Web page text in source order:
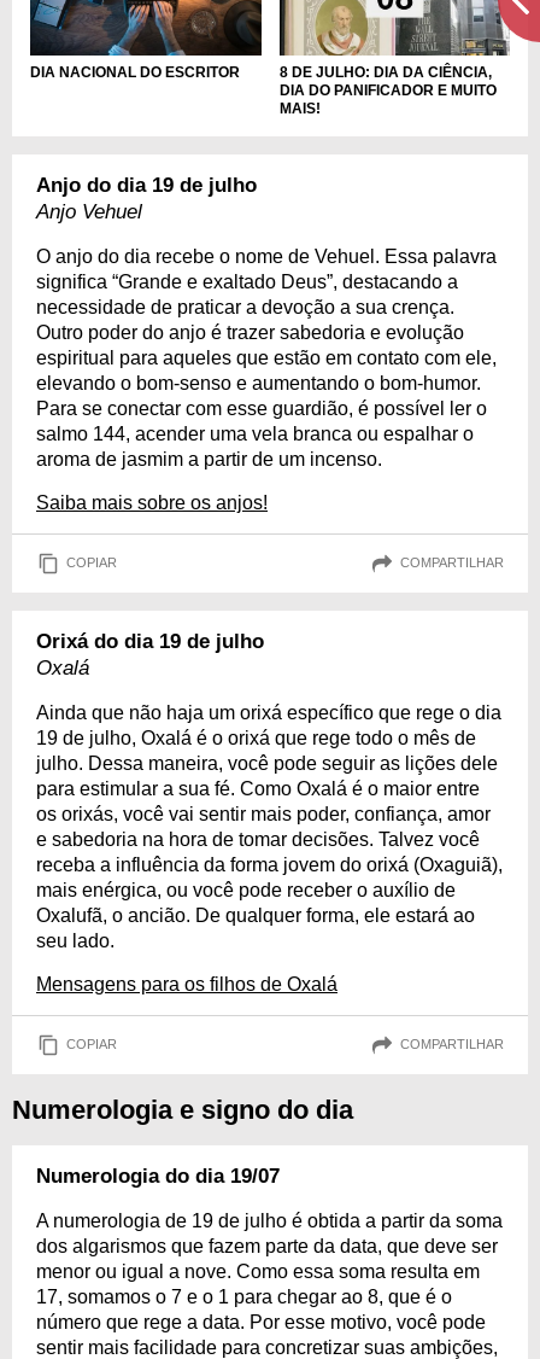
DIA NACIONAL DO ESCRITOR
8 DE JULHO: DIA DA CIÊNCIA,
DIA DO PANIFICADOR E MUITO
MAIS!
Anjo do dia 19 de julho
Anjo Vehuel
O anjo do dia recebe o nome de Vehuel. Essa palavra
significa “Grande e exaltado Deus”, destacando a
necessidade de praticar a devoção a sua crença.
Outro poder do anjo é trazer sabedoria e evolução
espiritual para aqueles que estão em contato com ele,
elevando o bom-senso e aumentando o bom-humor.
Para se conectar com esse guardião, é possível ler o
salmo 144, acender uma vela branca ou espalhar o
aroma de jasmim a partir de um incenso.
Saiba mais sobre os anjos!
COPIAR COMPARTILHAR
Orixá do dia 19 de julho
Oxalá
Ainda que não haja um orixá específico que rege o dia
19 de julho, Oxalá é o orixá que rege todo o mês de
julho. Dessa maneira, você pode seguir as lições dele
para estimular a sua fé. Como Oxalá é o maior entre
os orixás, você vai sentir mais poder, confiança, amor
e sabedoria na hora de tomar decisões. Talvez você
receba a influência da forma jovem do orixá (Oxaguiã),
mais enérgica, ou você pode receber o auxílio de
Oxalufã, o ancião. De qualquer forma, ele estará ao
seu lado.
Mensagens para os filhos de Oxalá
COPIAR COMPARTILHAR
Numerologia e signo do dia
Numerologia do dia 19/07
A numerologia de 19 de julho é obtida a partir da soma
dos algarismos que fazem parte da data, que deve ser
menor ou igual a nove. Como essa soma resulta em
17, somamos o 7 e o 1 para chegar ao 8, que é o
número que rege a data. Por esse motivo, você pode
sentir mais facilidade para concretizar suas ambições,